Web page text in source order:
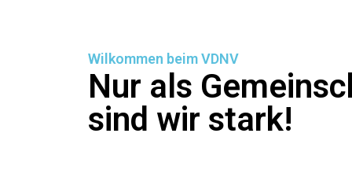
Wilkommen beim VDNV
Nur als
sind wir stark!